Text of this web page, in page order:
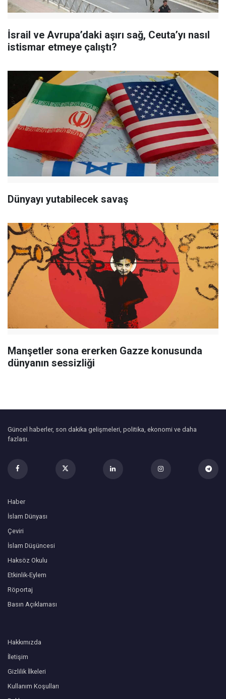
İsrail ve Avrupa’daki aşırı sağ, Ceuta’yı nasıl
istismar etmeye çalıştı?
Dünyayı yutabilecek savaş
Manşetler sona ererken Gazze konusunda
dünyanın sessizliği
Güncel haberler, son dakika gelişmeleri, politika, ekonomi ve daha
fazlası.
Haber
İslam Dünyası
Çeviri
İslam Düşüncesi
Haksöz Okulu
Etkinlik-Eylem
Röportaj
Basın Açıklaması
Hakkımızda
İletişim
Gizlilik İlkeleri
Kullanım Koşulları